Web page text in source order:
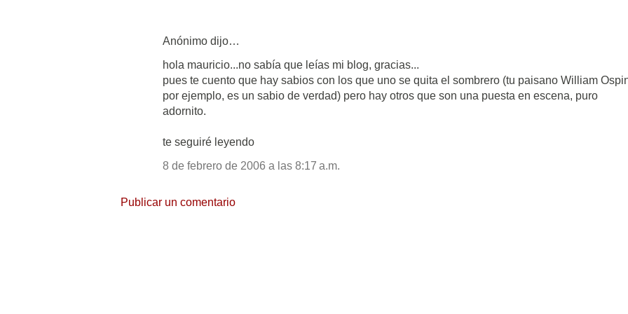
Anónimo dijo…
hola mauricio...no sabía que leías mi blog, gracias...
pues te cuento que hay sabios con los que uno se quita el sombrero (tu paisano William
por ejemplo, es un sabio de verdad) pero hay otros que son una puesta en escena, puro
adornito.
te seguiré leyendo
8 de febrero de 2006 a las 8:17 a.m.
Publicar un comentario